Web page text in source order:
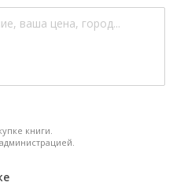
книги.